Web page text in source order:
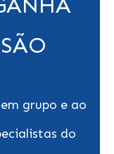
grupo e ao
do